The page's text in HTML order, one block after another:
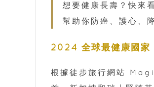
想要健康長壽？快來
幫助你防癌、護心、
2024 全球最健康國家
根據徒步旅行網站